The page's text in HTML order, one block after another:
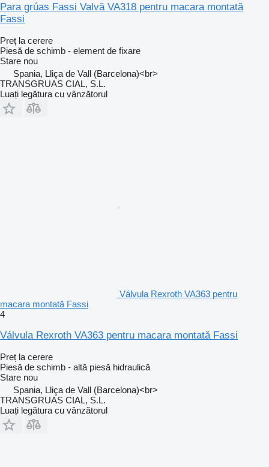
Para grúas Fassi Valvă VA318 pentru macara montată
Fassi
Preț la cerere
Piesă de schimb - element de fixare
Stare nou
Spania, Lliça de Vall (Barcelona)<br>
TRANSGRUAS CIAL, S.L.
Luați legătura cu vânzătorul
Válvula Rexroth VA363 pentru
macara montată Fassi
4
Válvula Rexroth VA363 pentru macara montată Fassi
Preț la cerere
Piesă de schimb - altă piesă hidraulică
Stare nou
Spania, Lliça de Vall (Barcelona)<br>
TRANSGRUAS CIAL, S.L.
Luați legătura cu vânzătorul